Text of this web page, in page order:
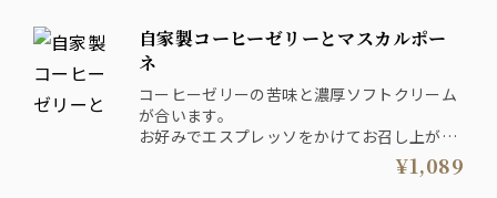
自家製コーヒーゼリーとマスカルポー
ネ
コーヒーゼリーの苦味と濃厚ソフトクリーム
が合います。
お好みでエスプレッソをかけてお召し上がり
¥1,089